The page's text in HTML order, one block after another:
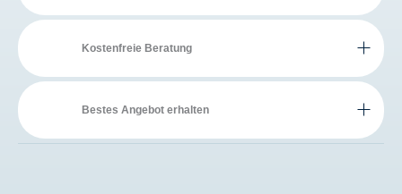
Kostenfreie Beratung
Bestes Angebot erhalten